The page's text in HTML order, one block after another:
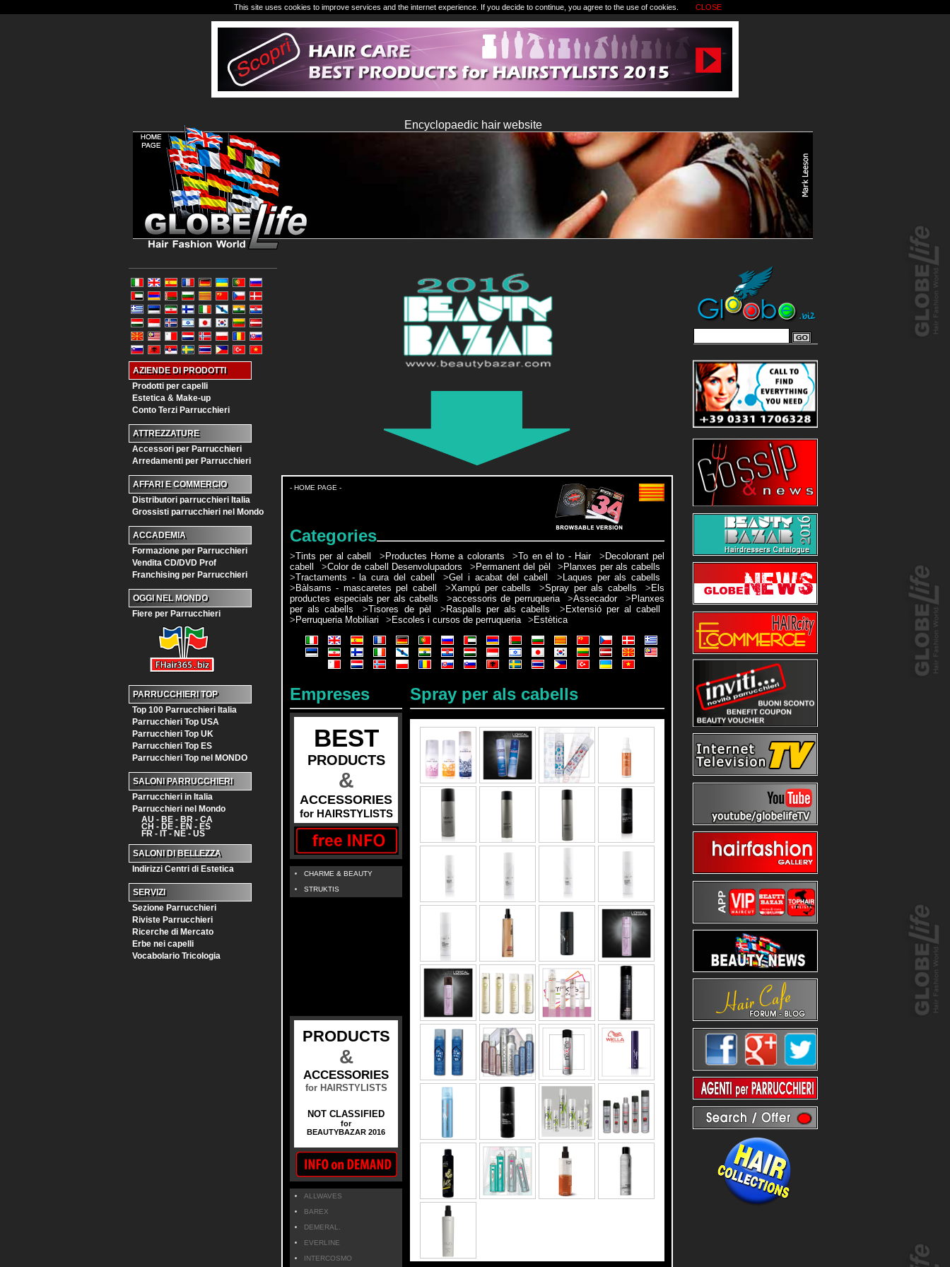
AZIENDE DI PRODOTTI
Prodotti per capelli
Estetica & Make-up
Conto Terzi Parrucchieri
ATTREZZATURE
Accessori per Parrucchieri
Arredamenti per Parrucchieri
AFFARI E COMMERCIO
Distributori parrucchieri Italia
Grossisti parrucchieri nel Mondo
ACCADEMIA
Formazione per Parrucchieri
Vendita CD/DVD Prof
Franchising per Parrucchieri
OGGI NEL MONDO
Fiere per Parrucchieri
PARRUCCHIERI TOP
Top 100 Parrucchieri Italia
Parrucchieri Top USA
Parrucchieri Top UK
Parrucchieri Top ES
Parrucchieri Top nel MONDO
SALONI PARRUCCHIERI
Parrucchieri in Italia
Parrucchieri nel Mondo
AU - BE - BR - CA
CH - DE - EN - ES
FR - IT - NE - US
SALONI DI BELLEZZA
Indirizzi Centri di Estetica
SERVIZI
Sezione Parrucchieri
Riviste Parrucchieri
Ricerche di Mercato
Erbe nei capelli
Vocabolario Tricologia
- HOME PAGE -
Categories
>Tints per al cabell > Productes Home a colorants >To en el to - Hair > Decolorant pel
cabell
>Color de cabell Desenvolupadors > Permanent del pèl > Planxes per als cabells
>Tractaments - la cura del cabell >Gel i acabat del cabell > Laques per als cabells
> Bàlsams - mascaretes pel cabell >Xampú per cabells >Spray per als cabells > Els
productes especials per als cabells
>accessoris de perruqueria >Assecador > Planxes
per als cabells
>Tisores de pèl > Raspalls per als cabells > Extensió per al cabell
> Perruqueria Mobiliari > Escoles i cursos de perruqueria > Estètica
Spray per als cabells
Empreses
BEST
PRODUCTS
&
ACCESSORIES
for HAIRSTYLISTS
CHARME & BEAUTY
STRUKTIS
PRODUCTS
&
ACCESSORIES
for HAIRSTYLISTS
NOT CLASSIFIED
for
BEAUTYBAZAR 2016
ALLWAVES
BAREX
DEMERAL.
EVERLINE
INTERCOSMO
Encyclopaedic hair website
This site uses cookies to improve services and the internet experience. If you decide to continue, you agree to the use of cookies. CLOSE